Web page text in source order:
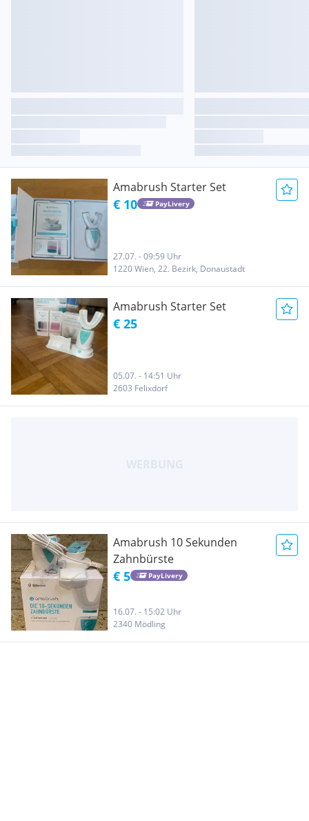
Amabrush Starter Set
€ 10 PayLivery
27.07. - 09:59 Uhr
1220 Wien, 22. Bezirk, Donaustadt
Amabrush Starter Set
€ 25
05.07. - 14:51 Uhr
2603 Felixdorf
Amabrush 10 Sekunden
Zahnbürste
€ 5 PayLivery
16.07. - 15:02 Uhr
2340 Mödling